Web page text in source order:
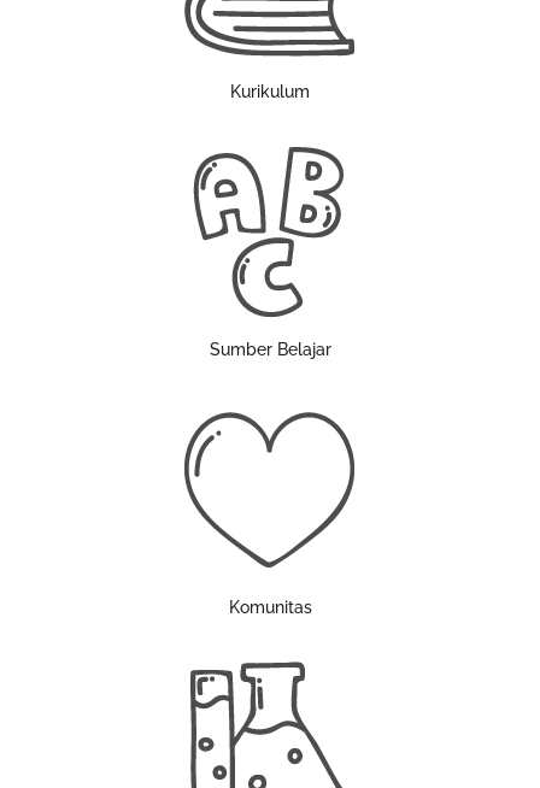
Kurikulum
Sumber Belajar
Komunitas